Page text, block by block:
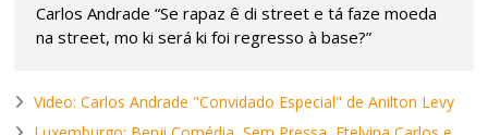
Carlos Andrade “Se rapaz ê di street e tá faze moeda
na street, mo ki será ki foi regresso à base?”
Video: Carlos Andrade "Convidado Especial" de Anilton Levy